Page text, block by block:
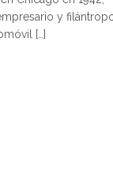
y
[…]